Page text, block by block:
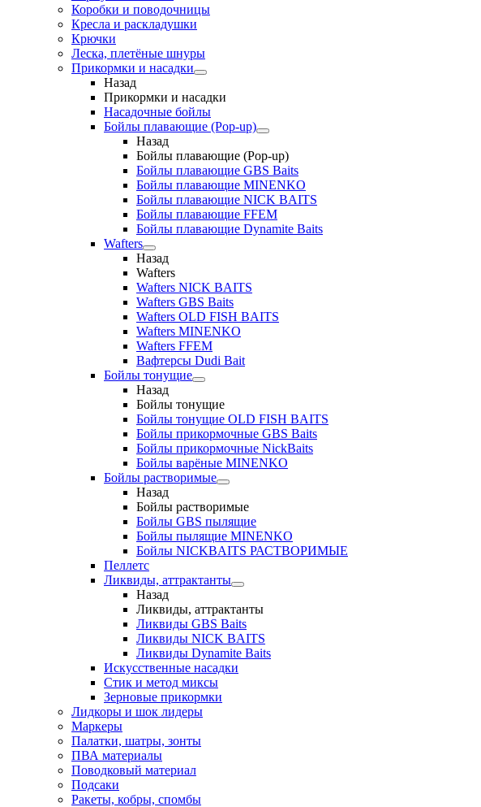
Коробки и поводочницы
Кресла и раскладушки
Крючки
Леска, плетёные шнуры
Прикормки и насадки
Назад
Прикормки и насадки
Насадочные бойлы
Бойлы плавающие (Pop-up)
Назад
Бойлы плавающие (Pop-up)
Бойлы плавающие GBS Baits
Бойлы плавающие MINENKO
Бойлы плавающие NICK BAITS
Бойлы плавающие FFEM
Бойлы плавающие Dynamite Baits
Wafters
Назад
Wafters
Wafters NICK BAITS
Wafters GBS Baits
Wafters OLD FISH BAITS
Wafters MINENKO
Wafters FFEM
Вафтерсы Dudi Bait
Бойлы тонущие
Назад
Бойлы тонущие
Бойлы тонущие OLD FISH BAITS
Бойлы прикормочные GBS Baits
Бойлы прикормочные NickBaits
Бойлы варёные MINENKO
Бойлы растворимые
Назад
Бойлы растворимые
Бойлы GBS пылящие
Бойлы пылящие MINENKO
Бойлы NICKBAITS РАСТВОРИМЫЕ
Пеллетс
Ликвиды, аттрактанты
Назад
Ликвиды, аттрактанты
Ликвиды GBS Baits
Ликвиды NICK BAITS
Ликвиды Dynamite Baits
Искусственные насадки
Стик и метод миксы
Зерновые прикормки
Лидкоры и шок лидеры
Маркеры
Палатки, шатры, зонты
ПВА материалы
Поводковый материал
Подсаки
Ракеты, кобры, спомбы